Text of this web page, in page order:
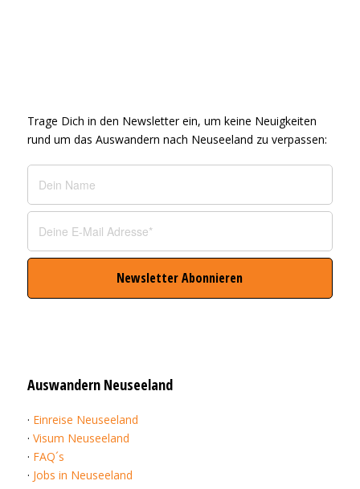
Trage Dich in den Newsletter ein, um keine Neuigkeiten
rund um das Auswandern nach Neuseeland zu verpassen:
Auswandern Neuseeland
· Einreise Neuseeland
· Visum Neuseeland
· FAQ´s
· Jobs in Neuseeland